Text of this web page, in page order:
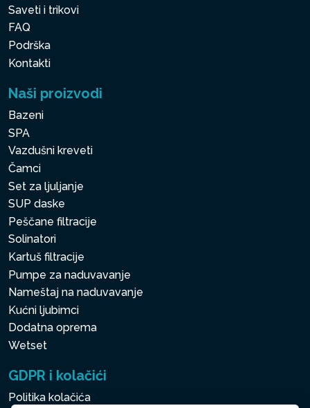
Saveti i trikovi
FAQ
Podrška
Kontakti
Naši proizvodi
Bazeni
SPA
Vazdušni kreveti
Čamci
Set za ljuljanje
SUP daske
Peščane filtracije
Solinatori
Kartuš filtracije
Pumpe za naduvavanje
Nameštaj na naduvavanje
Kućni ljubimci
Dodatna oprema
Wetset
GDPR i kolačići
Politika kolačića